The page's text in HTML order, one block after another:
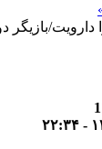
دارویت/بازیگر